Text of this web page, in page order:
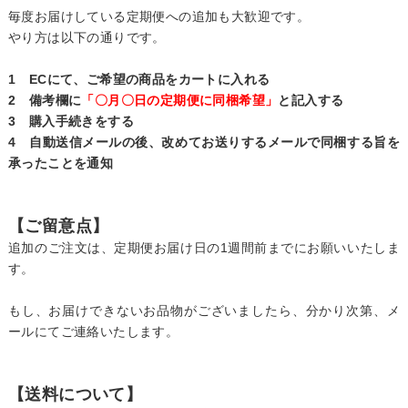
毎度お届けしている定期便への追加も大歓迎です。
やり方は以下の通りです。
1 ECにて、ご希望の商品をカートに入れる
2 備考欄に 「〇月〇日の定期便に同梱希望」 と記入する
3 購入手続きをする
4 自動送信メールの後、改めてお送りするメールで同梱する旨を
承ったことを通知
【ご留意点】
追加のご注文は、定期便お届け日の1週間前までにお願いいたしま
す。
もし、お届けできないお品物がございましたら、分かり次第、メ
ールにてご連絡いたします。
【送料について】